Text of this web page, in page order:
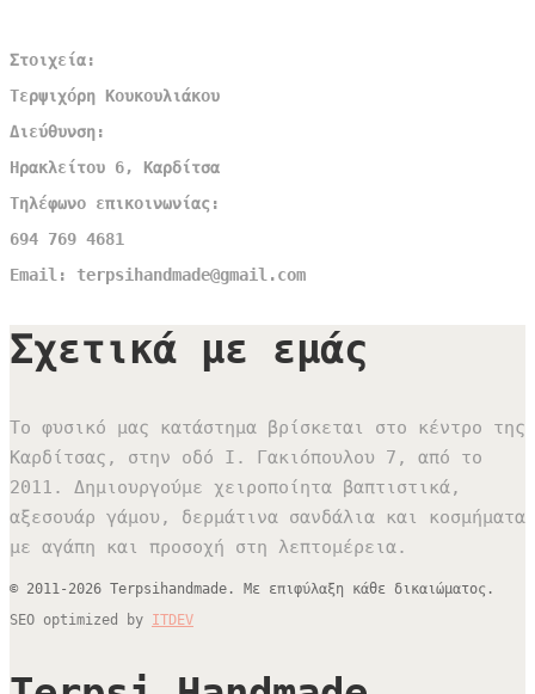
Στοιχεία:
Τερψιχόρη Κουκουλιάκου
Διεύθυνση:
Ηρακλείτου 6, Καρδίτσα
Τηλέφωνο επικοινωνίας:
694 769 4681
Email: terpsihandmade@gmail.com
Σχετικά με εμάς
Το φυσικό μας κατάστημα βρίσκεται στο κέντρο της
Καρδίτσας, στην οδό Ι. Γακιόπουλου 7, από το
2011. Δημιουργούμε χειροποίητα βαπτιστικά,
αξεσουάρ γάμου, δερμάτινα σανδάλια και κοσμήματα
με αγάπη και προσοχή στη λεπτομέρεια.
© 2011-2026 Terpsihandmade. Με επιφύλαξη κάθε δικαιώματος.
SEO optimized by ITDEV